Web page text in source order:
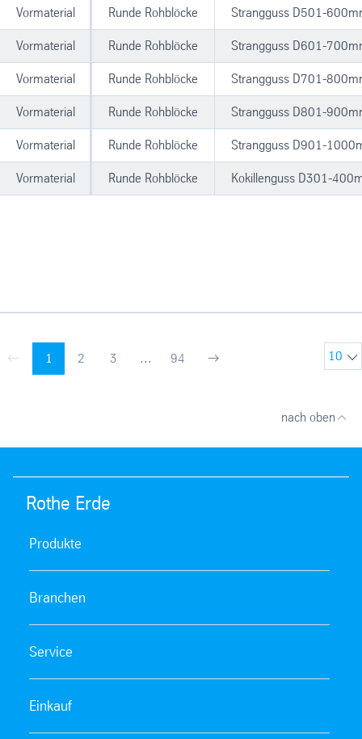
Vormaterial Runde Rohblöcke Strangguss D501-
Vormaterial Runde Rohblöcke Strangguss D601-
Vormaterial Runde Rohblöcke Strangguss D701-
Vormaterial Runde Rohblöcke Strangguss D801-
Vormaterial Runde Rohblöcke Strangguss D901-
Vormaterial Runde Rohblöcke Kokillenguss D301-
pageYou
1
page
2
page
3
page
...
page
94 10
nach oben
Rothe Erde
Produkte
Branchen
Service
Einkauf